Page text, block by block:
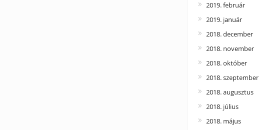
2019. február
2019. január
2018. december
2018. november
2018. október
2018. szeptember
2018. augusztus
2018. július
2018. május